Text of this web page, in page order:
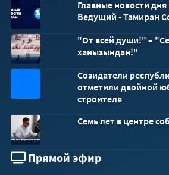
Главные новости
Ведущий - Тамиран
"От всей души!" –
ханызындан!"
Созидатели
отметили двойной
строителя
Семь лет в центре
Прямой эфир